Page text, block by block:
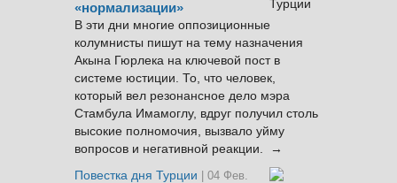
«нормализации»
В эти дни многие оппозиционные
колумнисты пишут на тему назначения
Акына Гюрлека на ключевой пост в
системе юстиции. То, что человек,
который вел резонансное дело мэра
Стамбула Имамоглу, вдруг получил столь
высокие полномочия, вызвало уйму
вопросов и негативной реакции. →
Повестка дня Турции
| 04 Фев.